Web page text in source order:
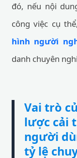
đó, nếu nội
công việc cụ
hình người
danh chuyên
Vai trò
lược cải
người
tỷ lệ